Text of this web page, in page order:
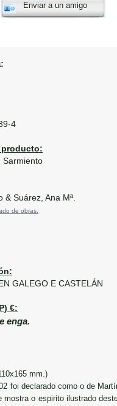
Enviar a un amigo
4
producto:
& Suárez, Ana Mª.
de obras.
GALEGO E CASTELÁN
€:
enga.
mm.)
foi declarado como o de
mostra o espirito ilustrado